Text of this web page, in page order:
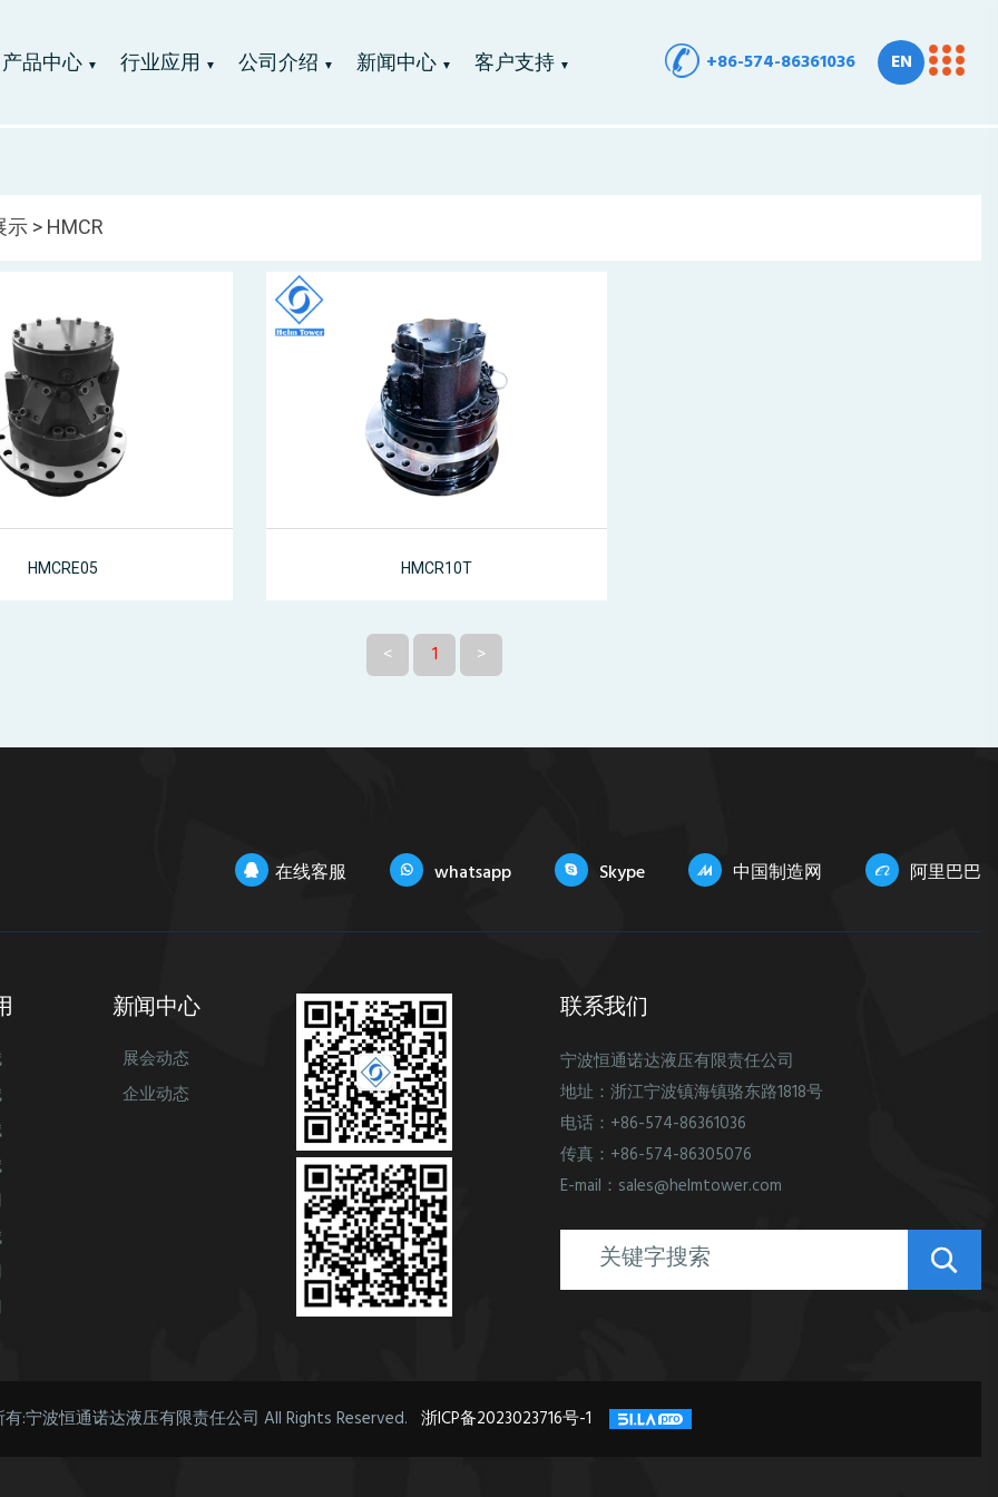
产品中心 ▼ 行业应用 ▼ 公司介绍 ▼ 新闻中心 ▼ 客户支持 ▼ +86-574-86361036 EN
示> HMCR
HMCRE05 HMCR10T
< 1 >
在线客服 whatsapp Skype 中国制造网 阿里巴巴
新闻中心
展会动态
企业动态
联系我们
宁波恒通诺达液压有限责任公司
地址：浙江宁波镇海镇骆东路1818号
电话：+86-574-86361036
传真：+86-574-86305076
E-mail：sales@helmtower.com
:宁波恒通诺达液压有限责任公司 All Rights Reserved. 浙ICP备2023023716号-1